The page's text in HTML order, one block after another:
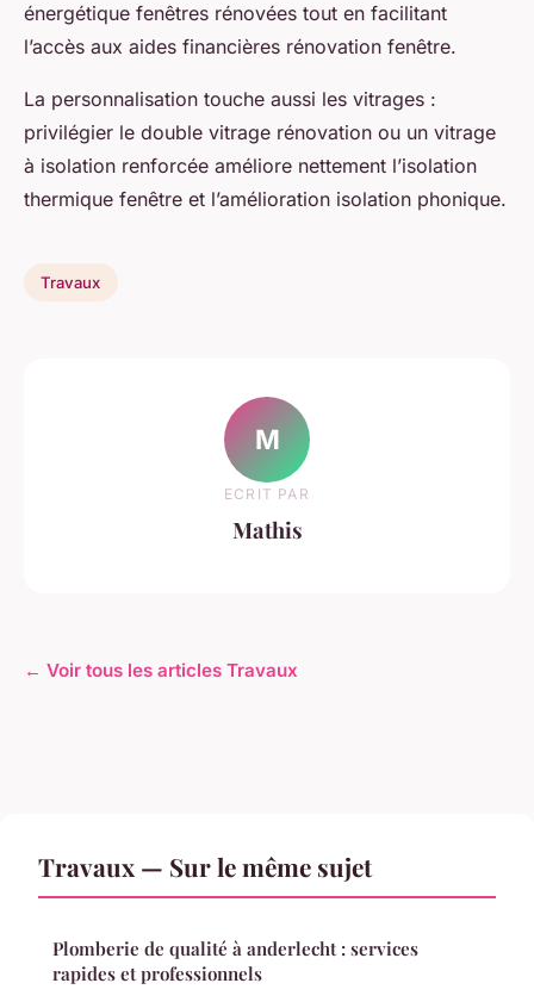
énergétique fenêtres rénovées tout en facilitant
l’accès aux aides financières rénovation fenêtre.
La personnalisation touche aussi les vitrages :
privilégier le double vitrage rénovation ou un vitrage
à isolation renforcée améliore nettement l’isolation
thermique fenêtre et l’amélioration isolation phonique.
Travaux
M
ECRIT PAR
Mathis
← Voir tous les articles Travaux
Travaux — Sur le même sujet
Plomberie de qualité à anderlecht : services
rapides et professionnels